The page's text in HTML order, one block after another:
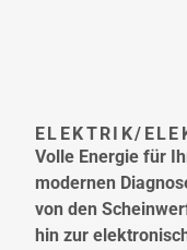
ELEKTRIK/
Volle Energie für
modernen
von den
hin zur